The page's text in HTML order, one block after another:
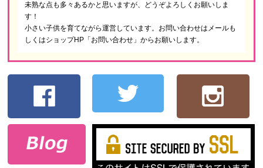
未熟な点も多々あるかと思いますが、どうぞよろしくお願いしま
す！
小さい子供を育てながら運営しています。お問い合わせはメールも
しくはショップHP「お問い合わせ」からお願いします。